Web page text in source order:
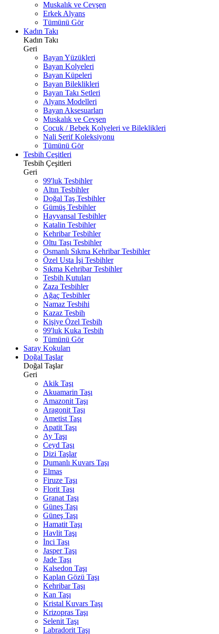
Muskalık ve Cevşen
Erkek Alyans
Tümünü Gör
Kadın Takı
Kadın Takı
Geri
Bayan Yüzükleri
Bayan Kolyeleri
Bayan Küpeleri
Bayan Bileklikleri
Bayan Takı Setleri
Alyans Modelleri
Bayan Aksesuarları
Muskalık ve Cevşen
Çocuk / Bebek Kolyeleri ve Bileklikleri
Nali Şerif Koleksiyonu
Tümünü Gör
Tesbih Çeşitleri
Tesbih Çeşitleri
Geri
99'luk Tesbihler
Altın Tesbihler
Doğal Taş Tesbihler
Gümüş Tesbihler
Hayvansal Tesbihler
Katalin Tesbihler
Kehribar Tesbihler
Oltu Taşı Tesbihler
Osmanlı Sıkma Kehribar Tesbihler
Özel Usta İşi Tesbihler
Sıkma Kehribar Tesbihler
Tesbih Kutuları
Zaza Tesbihler
Ağaç Tesbihler
Namaz Tesbihi
Kazaz Tesbih
Kişiye Özel Tesbih
99'luk Kuka Tesbih
Tümünü Gör
Saray Kokuları
Doğal Taşlar
Doğal Taşlar
Geri
Akik Taşı
Akuamarin Taşı
Amazonit Taşı
Aragonit Taşı
Ametist Taşı
Apatit Taşı
Ay Taşı
Ceyd Taşı
Dizi Taşlar
Dumanlı Kuvars Taşı
Elmas
Firuze Taşı
Florit Taşı
Granat Taşı
Güneş Taşı
Güneş Taşı
Hamatit Taşı
Havlit Taşı
İnci Taşı
Jasper Taşı
Jade Taşı
Kalsedon Taşı
Kaplan Gözü Taşı
Kehribar Taşı
Kan Taşı
Kristal Kuvars Taşı
Krizopras Taşı
Selenit Taşı
Labradorit Taşı